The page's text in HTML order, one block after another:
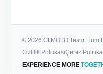
© 2026 CFMOTO Team. Tüm
Gizlilik PolitikasıÇerez
EXPERIENCE MORE